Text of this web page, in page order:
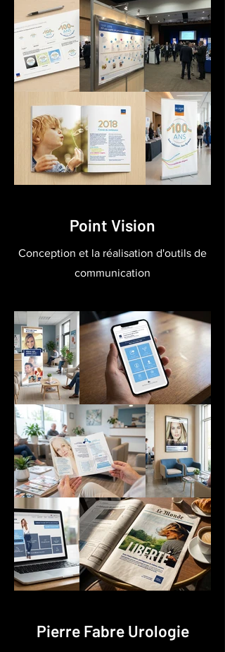
Point Vision
Conception et la réalisation d'outils de
communication
Pierre Fabre Urologie